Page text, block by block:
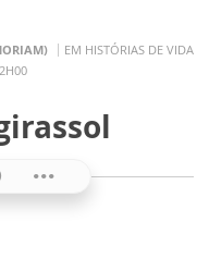
EM HISTÓRIAS DE VIDA